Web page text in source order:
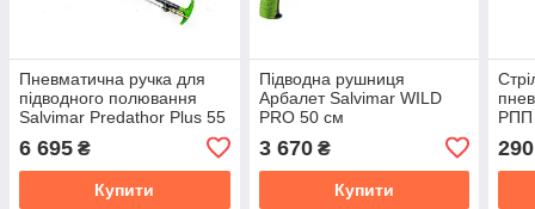
Пневматична ручка для
підводного полювання
Salvimar Predathor Plus 55
6 695 ₴
Купити
Підводна рушниця
Арбалет Salvimar WILD
PRO 50 см
3 670₴
Купити
РПП
290